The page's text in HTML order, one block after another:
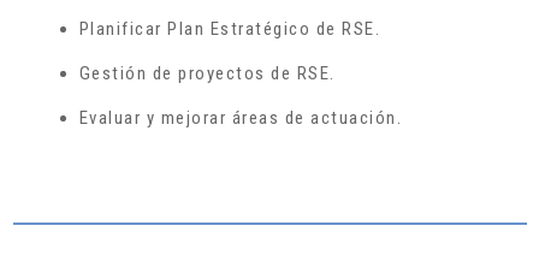
Planificar Plan Estratégico de RSE.
Gestión de proyectos de RSE.
Evaluar y mejorar áreas de actuación.